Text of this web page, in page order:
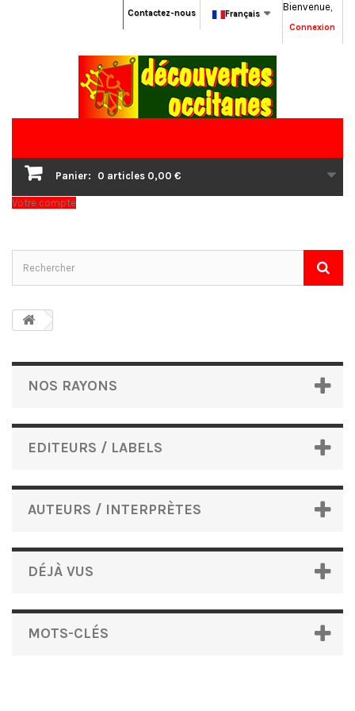
Bienvenue,
Connexion
Français
Contactez-nous
Panier: 0 articles 0,00 €
Votre compte
NOS RAYONS
EDITEURS / LABELS
AUTEURS / INTERPRÈTES
DÉJÀ VUS
MOTS-CLÉS